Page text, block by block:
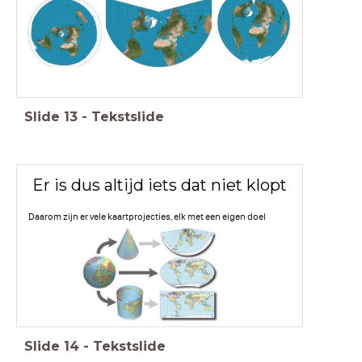
Slide 13 - Tekstslide
Er is dus altijd iets dat niet klopt
Daarom zijn er vele kaartprojecties, elk met een eigen doel
Slide 14 - Tekstslide